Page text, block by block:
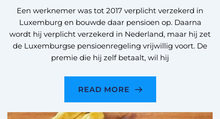
Een werknemer was tot 2017 verplicht verzekerd in
Luxemburg en bouwde daar pensioen op. Daarna
wordt hij verplicht verzekerd in Nederland, maar hij zet
de Luxemburgse pensioenregeling vrijwillig voort. De
premie die hij zelf betaalt, wil hij
READ MORE